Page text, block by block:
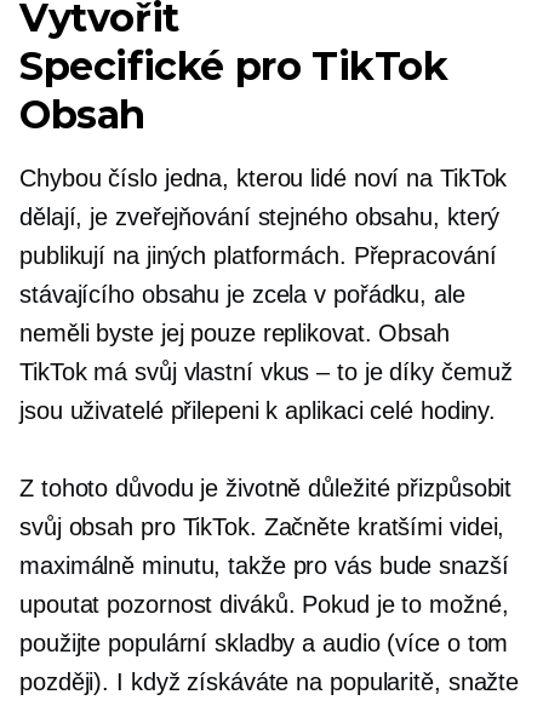
Vytvořit
Specifické pro TikTok
Obsah
Chybou číslo jedna, kterou lidé noví na TikTok
dělají, je zveřejňování stejného obsahu, který
publikují na jiných platformách. Přepracování
stávajícího obsahu je zcela v pořádku, ale
neměli byste jej pouze replikovat. Obsah
TikTok má svůj vlastní vkus – to jedíky čemuž
jsou uživatelé přilepeni k aplikaci celé hodiny.
Z tohoto důvodu je životně důležité přizpůsobit
svůj obsah pro TikTok. Začněte kratšími videi,
maximálně minutu, takže pro vás bude snazší
upoutat pozornost diváků. Pokud je to možné,
použijte populární skladby a audio (více o tom
později). I když získáváte na popularitě, snažte